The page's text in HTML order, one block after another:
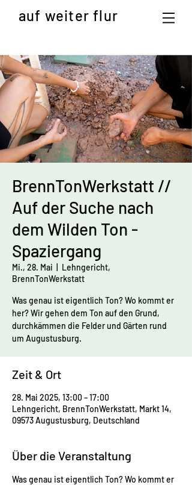
auf weiter flur
BrennTonWerkstatt //
Auf der Suche nach
dem Wilden Ton -
Spaziergang
Mi., 28. Mai
Lehngericht,
BrennTonWerkstatt
Was genau ist eigentlich Ton? Wo kommt er
her? Wir gehen dem Ton auf den Grund,
durchkämmen die Felder und Gärten rund
um Augustusburg.
Zeit & Ort
28. Mai 2025, 13:00 – 17:00
Lehngericht, BrennTonWerkstatt, Markt 14,
09573 Augustusburg, Deutschland
Über die Veranstaltung
Was genau ist eigentlich Ton? Wo kommt er